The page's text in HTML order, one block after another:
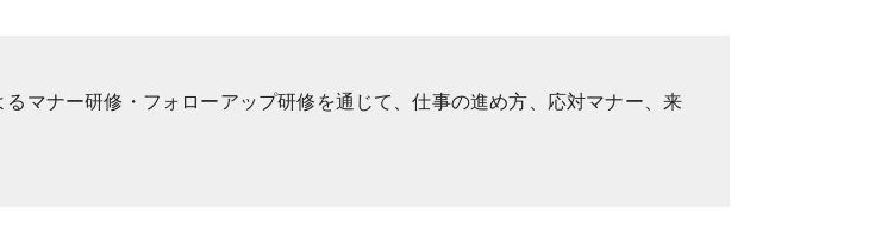
マナー研修・フォローアップ研修を通じて、仕事の進め方、応対マナー、来